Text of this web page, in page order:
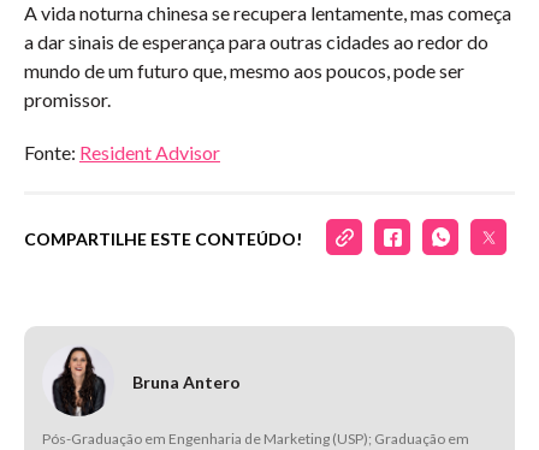
A vida noturna chinesa se recupera lentamente, mas começa
a dar sinais de esperança para outras cidades ao redor do
mundo de um futuro que, mesmo aos poucos, pode ser
promissor.
Fonte: Resident Advisor
COMPARTILHE ESTE CONTEÚDO!
Bruna Antero
Pós-Graduação em Engenharia de Marketing (USP); Graduação em